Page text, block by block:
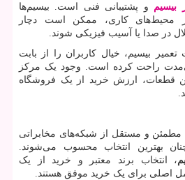
بیسیم و پشتیبانی فنی است. بیسیم‌ها
در محیط‌های کاری، ممکن است دچار
در صدا یا آسیب فیزیکی شوند.
تعمیر بیسیم، خیال کاربران را از بابت
راحت کرده است. وجود یک مرکز
قطعات، ارزش خرید از یک فروشگاه
مطمئن و مستقل از شبکه‌های مخابراتی
بهترین انتخاب محسوب می‌شوند.
، انتخاب برند معتبر و خرید از یک
اصلی برای یک خرید موفق هستند.